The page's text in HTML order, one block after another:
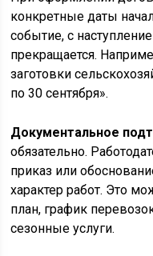
конкретные даты
событие, с
прекращается.
заготовки
по 30 сентября».
Документальное
обязательно.
приказ или
характер работ. Это
план, график
сезонные услуги.